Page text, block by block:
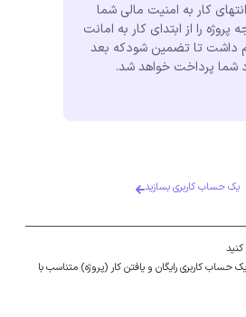
کار به امنیت مالی شما
را از ابتدای کار به امانت
داشت تا تضمین شودکه بعد
شما پرداخت خواهد شد.
یک حساب کاربری بسازید
حساب کاربری رایگان و یافتن کار (پروژه) متناسب با